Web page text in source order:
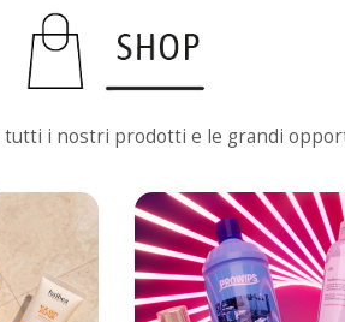
tutti i nostri prodotti e le grandi